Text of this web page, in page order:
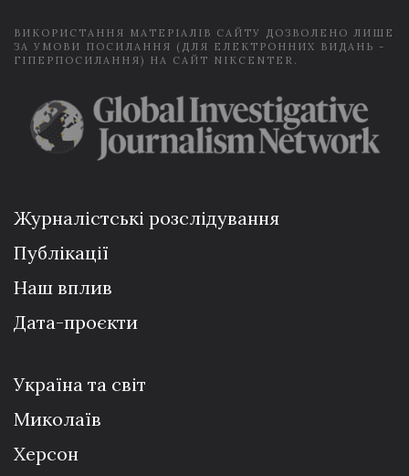
ВИКОРИСТАННЯ МАТЕРІАЛІВ САЙТУ ДОЗВОЛЕНО ЛИШЕ
ЗА УМОВИ ПОСИЛАННЯ (ДЛЯ ЕЛЕКТРОННИХ ВИДАНЬ -
ГІПЕРПОСИЛАННЯ) НА САЙТ NIKCENTER.
Журналістські розслідування
Публікації
Наш вплив
Дата-проєкти
Україна та світ
Миколаїв
Херсон